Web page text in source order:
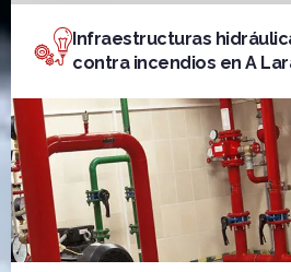
Infraestructuras
contra incendios en A